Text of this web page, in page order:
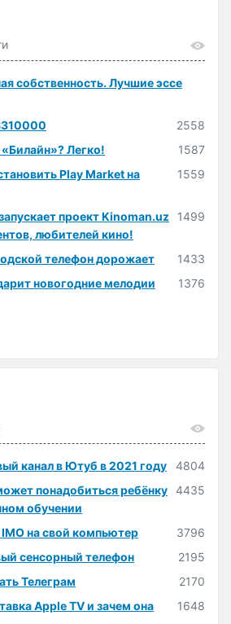
собственность. Лучшие эссе
2558
«Билайн»? Легко!
1587
Play Market на
1559
проект Kinoman.uz
любителей кино!
1499
телефон дорожает
1433
новогодние мелодии
1376
канал в Ютуб в 2021 году
4804
понадобиться ребёнку
обучении
4435
на свой компьютер
3796
сенсорный телефон
2195
Телеграм
2170
Apple TV и зачем она
1648